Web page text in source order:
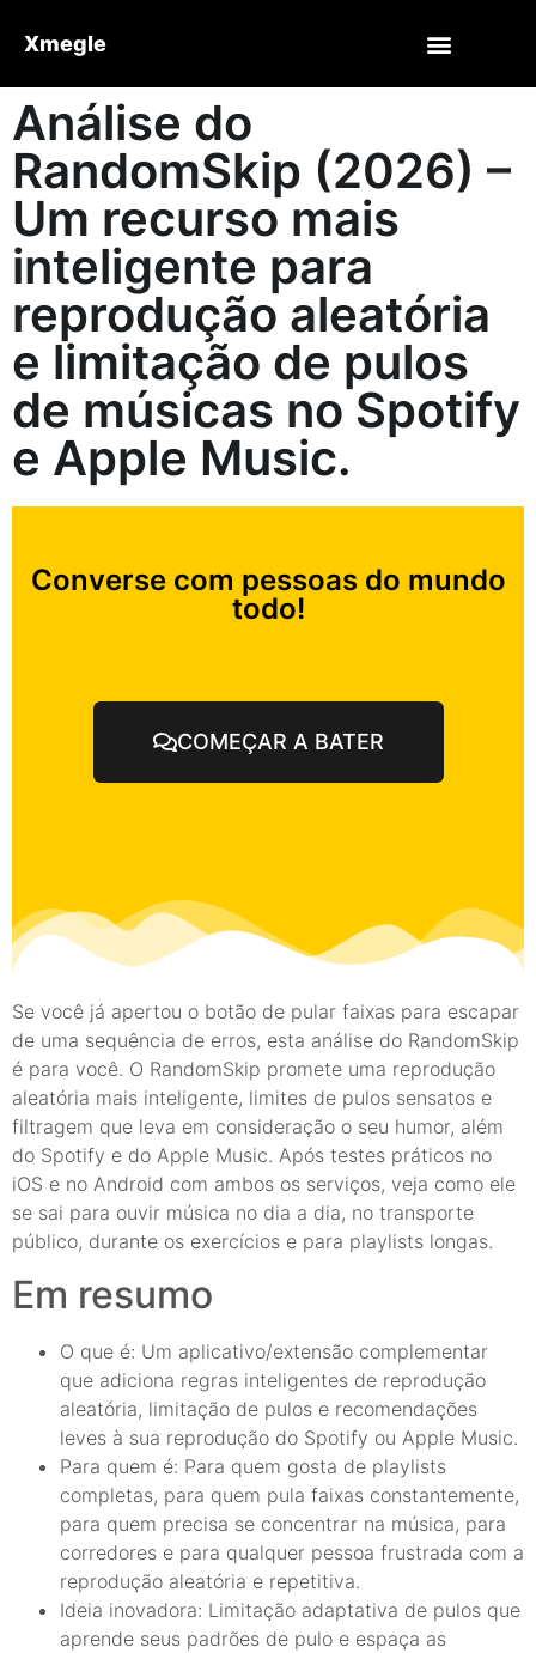
Xmegle
Análise do
RandomSkip (2026) –
Um recurso mais
inteligente para
reprodução aleatória
e limitação de pulos
de músicas no Spotify
e Apple Music.
Converse com pessoas do mundo
todo!
COMEÇAR A BATER
Se você já apertou o botão de pular faixas para escapar
de uma sequência de erros, esta análise do RandomSkip
é para você. O RandomSkip promete uma reprodução
aleatória mais inteligente, limites de pulos sensatos e
filtragem que leva em consideração o seu humor, além
do Spotify e do Apple Music. Após testes práticos no
iOS e no Android com ambos os serviços, veja como ele
se sai para ouvir música no dia a dia, no transporte
público, durante os exercícios e para playlists longas.
Em resumo
O que é: Um aplicativo/extensão complementar
que adiciona regras inteligentes de reprodução
aleatória, limitação de pulos e recomendações
leves à sua reprodução do Spotify ou Apple Music.
Para quem é: Para quem gosta de playlists
completas, para quem pula faixas constantemente,
para quem precisa se concentrar na música, para
corredores e para qualquer pessoa frustrada com a
reprodução aleatória e repetitiva.
Ideia inovadora: Limitação adaptativa de pulos que
aprende seus padrões de pulo e espaça as